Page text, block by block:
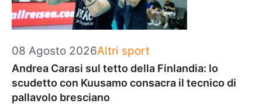
08 Agosto 2026Categorie
Altri sport
Andrea Carasi sul tetto della Finlandia: lo
scudetto con Kuusamo consacra il tecnico di
pallavolo bresciano